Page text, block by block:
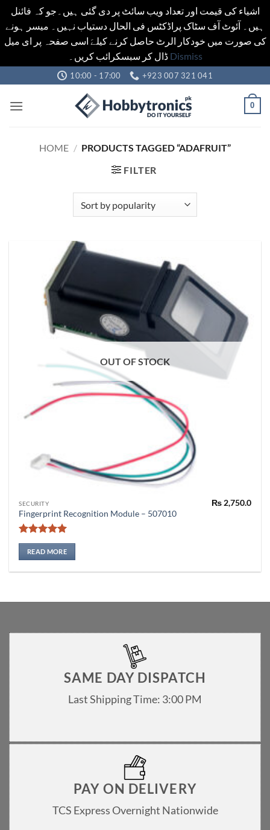
اشیاء کی قیمت اور تعداد ویب سائٹ پر دی گئی ہیں۔جو کہ فائنل
ہیں۔ آئوٹ آف سٹاک پراڈکٹس فی الحال دستیاب نہیں۔ میسر ہونے
کی صورت میں خودکار الرٹ حاصل کرنے کیلےَ اسی صفحہ پر ای میل
ڈال کر سبسکرائب کریں۔ Dismiss
to
content
10:00 - 17:00 +923 007 321 041
0
HOME / PRODUCTS TAGGED “ADAFRUIT”
FILTER
OUT OF STOCK
SECURITY
Fingerprint Recognition Module – 507010
Rated5
out of 5
₨2,750.0
READ MORE
SAME DAY DISPATCH
Last Shipping Time: 3:00 PM
PAY ON DELIVERY
TCS Express Overnight Nationwide